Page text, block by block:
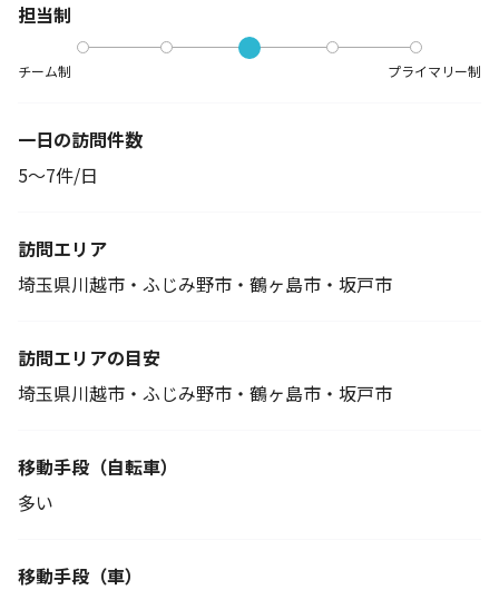
担当制
チーム制 プライマリー制
一日の訪問件数
5～7件/日
訪問エリア
埼玉県川越市・ふじみ野市・鶴ヶ島市・坂戸市
訪問エリアの目安
埼玉県川越市・ふじみ野市・鶴ヶ島市・坂戸市
移動手段 （自転車）
多い
移動手段（車）